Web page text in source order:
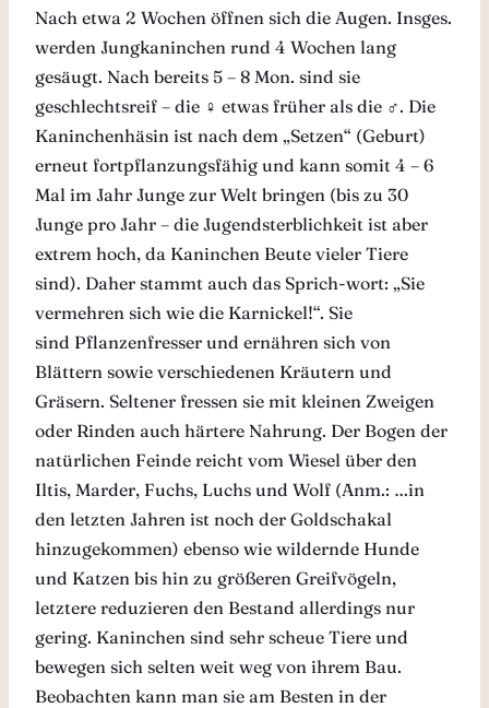
Nach etwa 2 Wochen öffnen sich die Augen. Insges.
werden Jungkaninchen rund 4 Wochen lang
gesäugt. Nach bereits 5 – 8 Mon. sind sie
geschlechtsreif – die ♀ etwas früher als die ♂. Die
Kaninchenhäsin ist nach dem „Setzen“ (Geburt)
erneut fortpflanzungsfähig und kann somit 4 – 6
Mal im Jahr Junge zur Welt bringen (bis zu 30
Junge pro Jahr – die Jugendsterblichkeit ist aber
extrem hoch, da Kaninchen Beute vieler Tiere
sind). Daher stammt auch das Sprich-wort: „Sie
vermehren sich wie die Karnickel!“. Sie
sind Pflanzenfresser und ernähren sich von
Blättern sowie verschiedenen Kräutern und
Gräsern. Seltener fressen sie mit kleinen Zweigen
oder Rinden auch härtere Nahrung. Der Bogen der
natürlichen Feinde reicht vom Wiesel über den
Iltis, Marder, Fuchs, Luchs und Wolf (Anm.: …in
den letzten Jahren ist noch der Goldschakal
hinzugekommen) ebenso wie wildernde Hunde
und Katzen bis hin zu größeren Greifvögeln,
letztere reduzieren den Bestand allerdings nur
gering. Kaninchen sind sehr scheue Tiere und
bewegen sich selten weit weg von ihrem Bau.
Beobachten kann man sie am Besten in der